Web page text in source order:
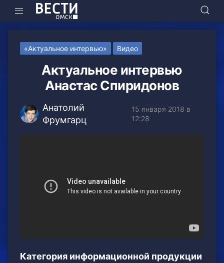
«Актуальное интервью» Видео
Актуальное интервью
Анастас Спиридонов
Анатолий
Фрумгарц
15 января 2018 в
12:28
Категория информационной продукции